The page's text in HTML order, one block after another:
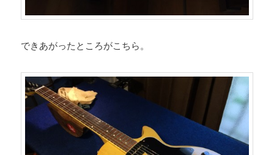
できあがったところがこちら。